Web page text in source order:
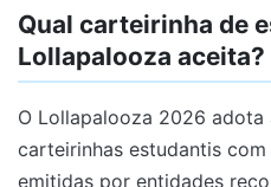
Qual carteirinha de
Lollapalooza aceita?
O Lollapalooza 2026
carteirinhas estudantis
emitidas por entidades